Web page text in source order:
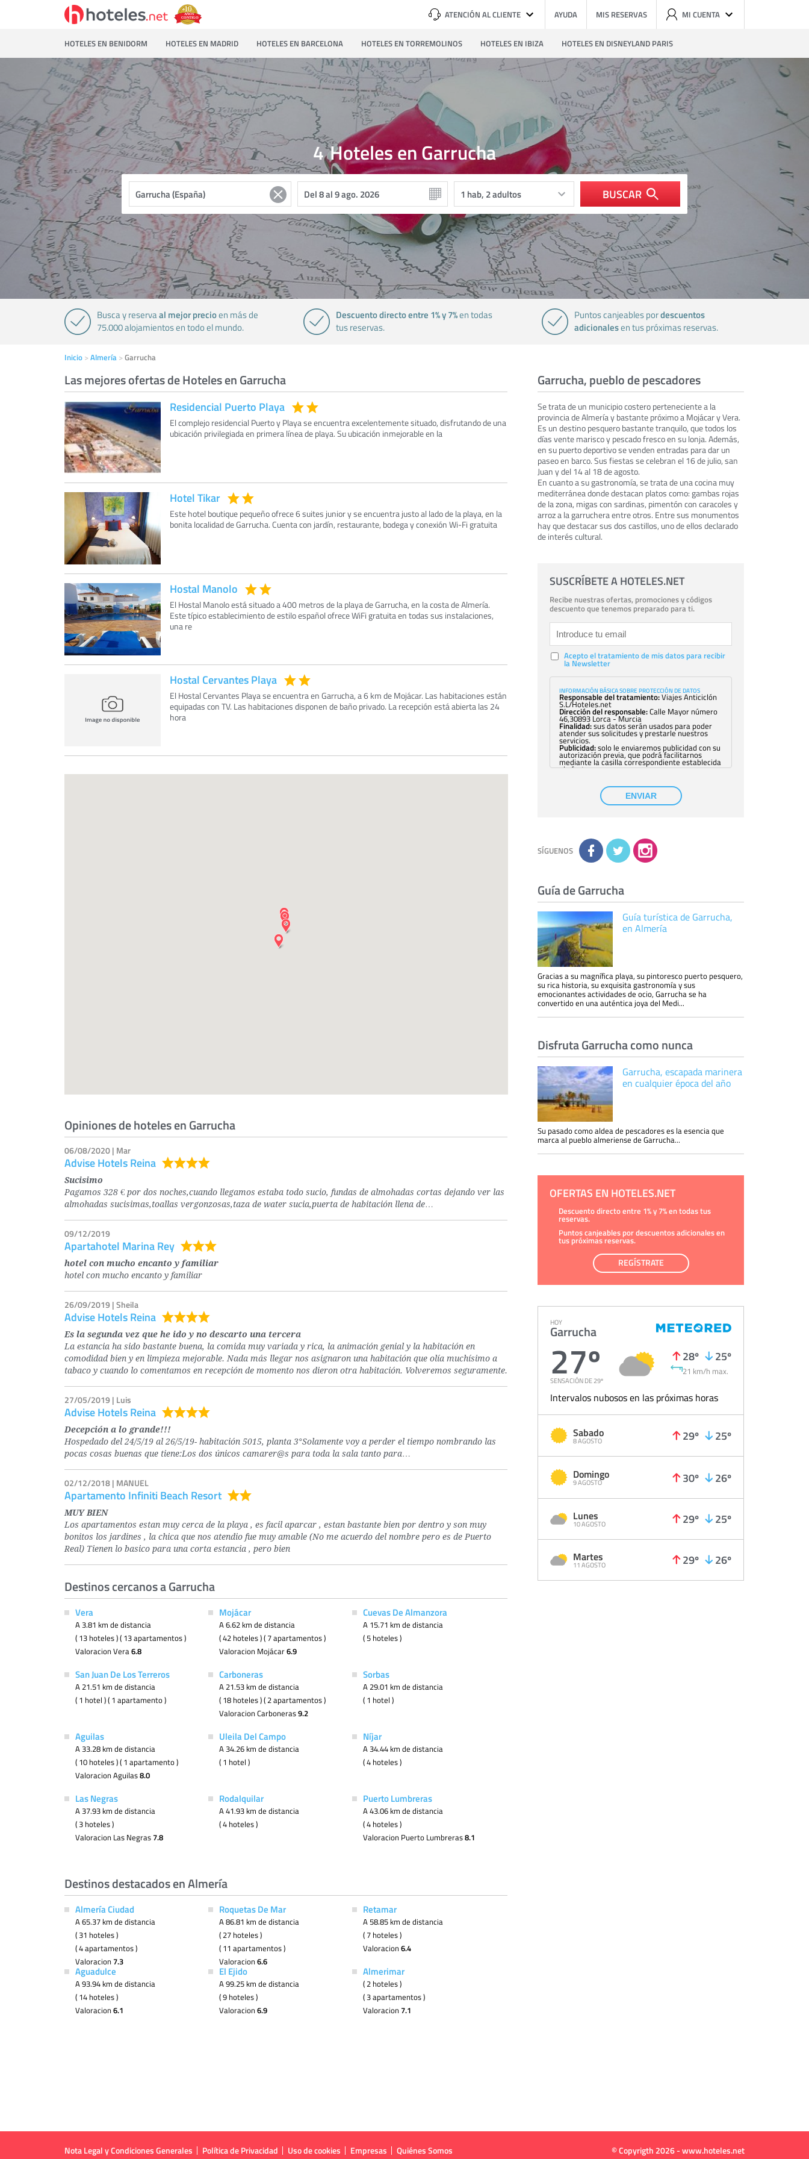
ATENCIÓN AL CLIENTE AYUDA MIS RESERVAS MI CUENTA
HOTELES EN BENIDORM HOTELES EN MADRID HOTELES EN BARCELONA HOTELES EN TORREMOLINOS HOTELES EN IBIZA HOTELES EN DISNEYLAND PARIS
Hoteles en Garrucha
4
BUSCAR
Busca y reservaal mejor precioen más de
75.000 alojamientos en todo el mundo.
Descuento directo entre 1% y 7%en todas
tus reservas.
Puntos canjeables pordescuentos
adicionalesen tus próximas reservas.
Inicio Almería Garrucha
Las mejores ofertas de Hoteles en Garrucha
Residencial Puerto Playa
El complejo residencial Puerto y Playa se encuentra excelentemente situado, disfrutando de una
ubicación privilegiada en primera línea de playa. Su ubicación inmejorable en la
Hotel Tikar
Este hotel boutique pequeño ofrece 6 suites junior y se encuentra justo al lado de la playa, en la
bonita localidad de Garrucha. Cuenta con jardín, restaurante, bodega y conexión Wi-Fi gratuita
Hostal Manolo
El Hostal Manolo está situado a 400 metros de la playa de Garrucha, en la costa de Almería.
Este típico establecimiento de estilo español ofrece WiFi gratuita en todas sus instalaciones,
una re
Hostal Cervantes Playa
El Hostal Cervantes Playa se encuentra en Garrucha, a 6 km de Mojácar. Las habitaciones están
equipadas con TV. Las habitaciones disponen de baño privado. La recepción está abierta las 24
hora
Opiniones de hoteles en Garrucha
06/08/2020 | Mar
Advise Hotels Reina
Sucisimo
Pagamos 328 € por dos noches,cuando llegamos estaba todo sucio, fundas de almohadas cortas dejando ver las
almohadas sucisimas,toallas vergonzosas,taza de water sucia,puerta de habitación llena de…
09/12/2019
Apartahotel Marina Rey
hotel con mucho encanto y familiar
hotel con mucho encanto y familiar
26/09/2019 | Sheila
Advise Hotels Reina
Es la segunda vez que he ido y no descarto una tercera
La estancia ha sido bastante buena, la comida muy variada y rica, la animación genial y la habitación en
comodidad bien y en limpieza mejorable. Nada más llegar nos asignaron una habitación que olía muchísimo a
tabaco y cuando lo comentamos en recepción de momento nos dieron otra habitación. Volveremos seguramente.
27/05/2019 | Luis
Advise Hotels Reina
Decepción a lo grande!!!
Hospedado del 24/5/19 al 26/5/19- habitación 5015, planta 3°Solamente voy a perder el tiempo nombrando las
pocas cosas buenas que tiene:Los dos únicos camarer@s para toda la sala tanto para…
02/12/2018 | MANUEL
Apartamento Infiniti Beach Resort
MUY BIEN
Los apartamentos estan muy cerca de la playa , es facil aparcar , estan bastante bien por dentro y son muy
bonitos los jardines , la chica que nos atendio fue muy amable (No me acuerdo del nombre pero es de Puerto
Real) Tienen lo basico para una corta estancia , pero bien
Destinos cercanos a Garrucha
Vera
A 3.81 km de distancia
( 13 hoteles ) ( 13 apartamentos )
Valoracion Vera6.8
Mojácar
A 6.62 km de distancia
( 42 hoteles ) ( 7 apartamentos )
Valoracion Mojácar6.9
Cuevas De Almanzora
A 15.71 km de distancia
( 5 hoteles )
San Juan De Los Terreros
A 21.51 km de distancia
( 1 hotel ) ( 1 apartamento )
Carboneras
A 21.53 km de distancia
( 18 hoteles ) ( 2 apartamentos )
Valoracion Carboneras9.2
Sorbas
A 29.01 km de distancia
( 1 hotel )
Aguilas
A 33.28 km de distancia
( 10 hoteles ) ( 1 apartamento )
Valoracion Aguilas8.0
Uleila Del Campo
A 34.26 km de distancia
( 1 hotel )
Níjar
A 34.44 km de distancia
( 4 hoteles )
Las Negras
A 37.93 km de distancia
( 3 hoteles )
Valoracion Las Negras 7.8
Rodalquilar
A 41.93 km de distancia
( 4 hoteles )
Puerto Lumbreras
A 43.06 km de distancia
( 4 hoteles )
Valoracion Puerto Lumbreras8.1
Destinos destacados en Almería
Almería Ciudad
A 65.37 km de distancia
( 31 hoteles )
( 4 apartamentos )
Valoracion 7.3
Roquetas De Mar
A 86.81 km de distancia
( 27 hoteles )
( 11 apartamentos )
Valoracion6.6
Retamar
A 58.85 km de distancia
( 7 hoteles )
Valoracion6.4
Aguadulce
A 93.94 km de distancia
( 14 hoteles )
Valoracion6.1
El Ejido
A 99.25 km de distancia
( 9 hoteles )
Valoracion6.9
Almerimar
( 2 hoteles )
( 3 apartamentos )
Valoracion 7.1
Garrucha, pueblo de pescadores
Se trata de un municipio costero perteneciente a la
provincia de Almería y bastante próximo a Mojácar y Vera.
Es un destino pesquero bastante tranquilo, que todos los
días vente marisco y pescado fresco en su lonja. Además,
en su puerto deportivo se venden entradas para dar un
paseo en barco. Sus fiestas se celebran el 16 de julio, san
Juan y del 14 al 18 de agosto.
En cuanto a su gastronomía, se trata de una cocina muy
mediterránea donde destacan platos como: gambas rojas
de la zona, migas con sardinas, pimentón con caracoles y
arroz a la garruchera entre otros. Entre sus monumentos
hay que destacar sus dos castillos, uno de ellos declarado
de interés cultural.
SUSCRÍBETE A HOTELES.NET
Recibe nuestras ofertas, promociones y códigos
descuento que tenemos preparado para ti.
Acepto el tratamiento de mis datos para recibir
la Newsletter
INFORMACIÓN BÁSICA SOBRE PROTECCIÓN DE DATOS
Responsable del tratamiento:Viajes Anticiclón
S.L/Hoteles.net
Dirección del responsable:Calle Mayor número
46,30893 Lorca - Murcia
Finalidad:sus datos serán usados para poder
atender sus solicitudes y prestarle nuestros
servicios.
Publicidad:solo le enviaremos publicidad con su
autorización previa, que podrá facilitarnos
mediante la casilla correspondiente establecida
al efecto.
con su consentimiento previo, que podrá
facilitarnos mediante la casilla correspondiente
establecida al efecto.
Destinatarios:con carácter general, sólo el
Derechos:tiene derecho a saber qué
información tenemos sobre usted, corregirla y
eliminarla, tal y como se explica en la
información adicional disponible en nuestra
la información adicional y detallada sobre cómo
tratamos sus datos en la
ENVIAR
SÍGUENOS
Guía de Garrucha
Guía turística de Garrucha,
en Almería
Gracias a su magnífica playa, su pintoresco puerto pesquero,
su rica historia, su exquisita gastronomía y sus
emocionantes actividades de ocio, Garrucha se ha
convertido en una auténtica joya del Medi...
Disfruta Garrucha como nunca
Garrucha, escapada marinera
en cualquier época del año
Su pasado como aldea de pescadores es la esencia que
marca al pueblo almeriense de Garrucha...
OFERTAS EN HOTELES.NET
Descuento directo entre 1% y 7% en todas tus
reservas.
Puntos canjeables por descuentos adicionales en
tus próximas reservas.
REGÍSTRATE
HOY
Garrucha
27º
SENSACIÓN DE 29º
28º 25º
21 km/h max.
Intervalos nubosos en las próximas horas
Sabado
8 AGOSTO 29º 25º
Domingo
9 AGOSTO 30º 26º
Lunes
10 AGOSTO 29º 25º
Martes
11 AGOSTO 29º 26º
Nota Legal y Condiciones Generales Política de Privacidad Uso de cookies Empresas Quiénes Somos © Copyrigth 2026 - www.hoteles.net